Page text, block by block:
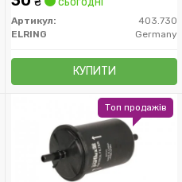
Артикул:
403.730
ELRING
Germany
КУПИТИ
Топ продажів